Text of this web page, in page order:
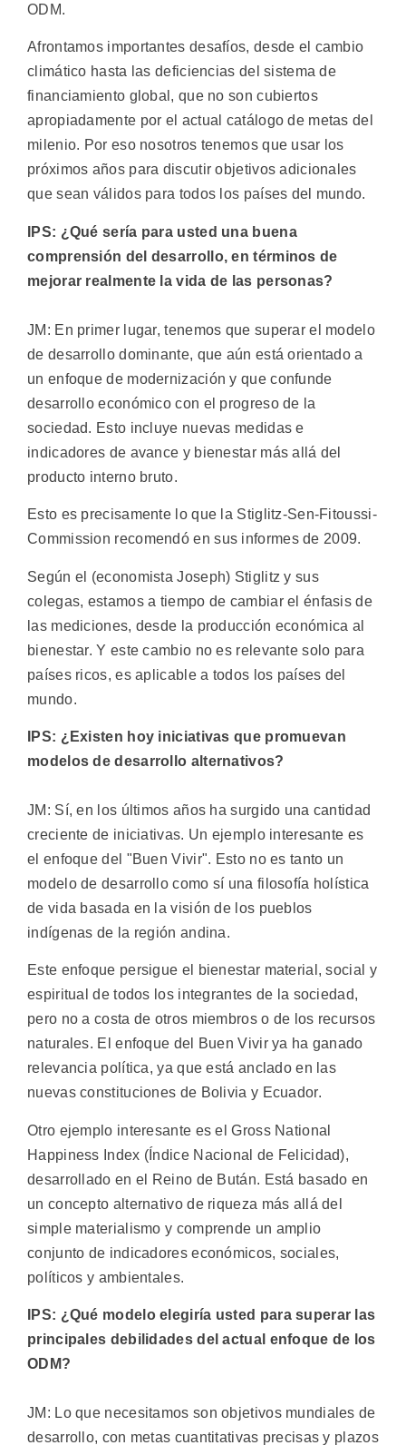
ODM.
Afrontamos importantes desafíos, desde el cambio
climático hasta las deficiencias del sistema de
financiamiento global, que no son cubiertos
apropiadamente por el actual catálogo de metas del
milenio. Por eso nosotros tenemos que usar los
próximos años para discutir objetivos adicionales
que sean válidos para todos los países del mundo.
IPS: ¿Qué sería para usted una buena
comprensión del desarrollo, en términos de
mejorar realmente la vida de las personas?
JM: En primer lugar, tenemos que superar el modelo
de desarrollo dominante, que aún está orientado a
un enfoque de modernización y que confunde
desarrollo económico con el progreso de la
sociedad. Esto incluye nuevas medidas e
indicadores de avance y bienestar más allá del
producto interno bruto.
Esto es precisamente lo que la Stiglitz-Sen-Fitoussi-
Commission recomendó en sus informes de 2009.
Según el (economista Joseph) Stiglitz y sus
colegas, estamos a tiempo de cambiar el énfasis de
las mediciones, desde la producción económica al
bienestar. Y este cambio no es relevante solo para
países ricos, es aplicable a todos los países del
mundo.
IPS: ¿Existen hoy iniciativas que promuevan
modelos de desarrollo alternativos?
JM: Sí, en los últimos años ha surgido una cantidad
creciente de iniciativas. Un ejemplo interesante es
el enfoque del "Buen Vivir". Esto no es tanto un
modelo de desarrollo como sí una filosofía holística
de vida basada en la visión de los pueblos
indígenas de la región andina.
Este enfoque persigue el bienestar material, social y
espiritual de todos los integrantes de la sociedad,
pero no a costa de otros miembros o de los recursos
naturales. El enfoque del Buen Vivir ya ha ganado
relevancia política, ya que está anclado en las
nuevas constituciones de Bolivia y Ecuador.
Otro ejemplo interesante es el Gross National
Happiness Index (Índice Nacional de Felicidad),
desarrollado en el Reino de Bután. Está basado en
un concepto alternativo de riqueza más allá del
simple materialismo y comprende un amplio
conjunto de indicadores económicos, sociales,
políticos y ambientales.
IPS: ¿Qué modelo elegiría usted para superar las
principales debilidades del actual enfoque de los
ODM?
JM: Lo que necesitamos son objetivos mundiales de
desarrollo, con metas cuantitativas precisas y plazos